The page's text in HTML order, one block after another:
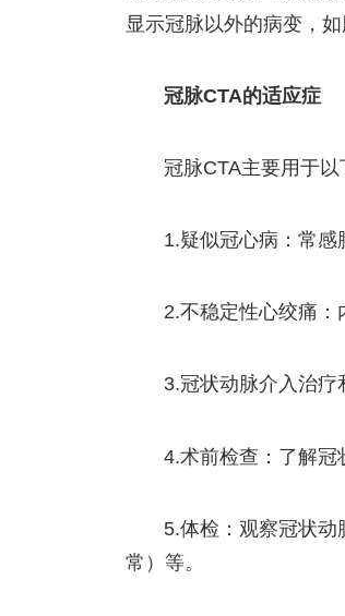
显示冠脉以外的病变，如
冠脉CTA的适应症
冠脉CTA主要用于以
1.疑似冠心病：常感
2.不稳定性心绞痛：
3.冠状动脉介入治疗
4.术前检查：了解冠
5.体检：观察冠状
常）等。